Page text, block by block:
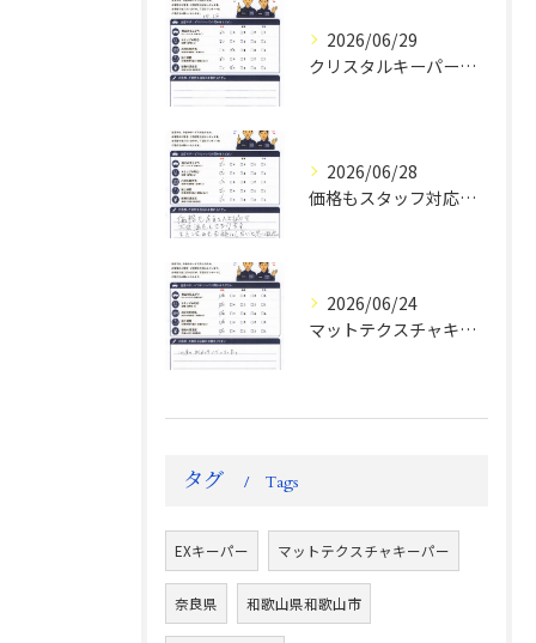
2026/06/29
クリスタルキーパー評判
2026/06/28
価格もスタッフ対応も大変満足！ランドクルーザーFJお客様の声
2026/06/24
マットテクスチャキーパー施工後のお客様の声
タグ Tags
EXキーパー マットテクスチャキーパー
奈良県 和歌山県和歌山市